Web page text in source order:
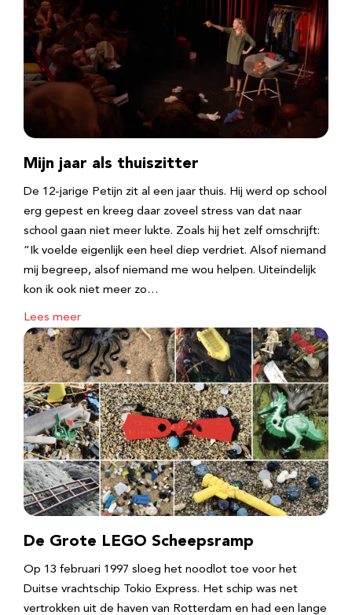
Mijn jaar als thuiszitter
De 12-jarige Petijn zit al een jaar thuis. Hij werd op school
erg gepest en kreeg daar zoveel stress van dat naar
school gaan niet meer lukte. Zoals hij het zelf omschrijft:
“Ik voelde eigenlijk een heel diep verdriet. Alsof niemand
mij begreep, alsof niemand me wou helpen. Uiteindelijk
kon ik ook niet meer zo…
Lees meer
De Grote LEGO Scheepsramp
Op 13 februari 1997 sloeg het noodlot toe voor het
Duitse vrachtschip Tokio Express. Het schip was net
vertrokken uit de haven van Rotterdam en had een lange